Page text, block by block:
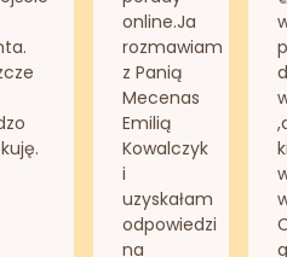
online.Ja
rozmawiam
z Panią
Mecenas
Emilią
Kowalczyk
i
uzyskałam
odpowiedzi
na